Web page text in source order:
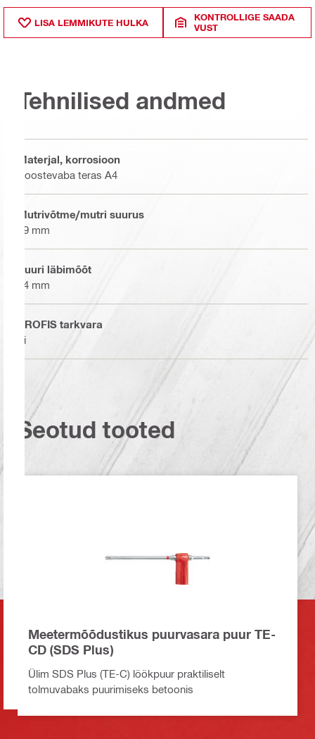
LISA LEMMIKUTE HULKA
KONTROLLIGE SAADA
VUST
Tehnilised andmed
Materjal, korrosioon
Roostevaba teras A4
Mutrivõtme/mutri suurus
19 mm
Puuri läbimõõt
14 mm
PROFIS tarkvara
Ei
Seotud tooted
Meetermõõdustikus puurvasara puur TE-
CD (SDS Plus)
Ülim SDS Plus (TE-C) löökpuur praktiliselt
tolmuvabaks puurimiseks betoonis